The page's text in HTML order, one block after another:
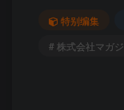
特别编集
# 株式会社マガ